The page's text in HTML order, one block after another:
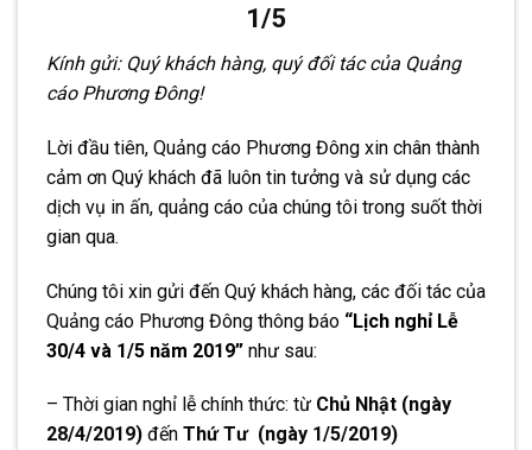
1/5
Kính gửi: Quý khách hàng, quý đối tác của Quảng
cáo Phương Đông!
Lời đầu tiên, Quảng cáo Phương Đông xin chân thành
cảm ơn Quý khách đã luôn tin tưởng và sử dụng các
dịch vụ in ấn, quảng cáo của chúng tôi trong suốt thời
gian qua.
Chúng tôi xin gửi đến Quý khách hàng, các đối tác của
Quảng cáo Phương Đông thông báo “Lịch nghỉ Lễ
30/4 và 1/5 năm 2019” như sau:
– Thời gian nghỉ lễ chính thức: từ Chủ Nhật (ngày
28/4/2019) đến Thứ Tư (ngày 1/5/2019)